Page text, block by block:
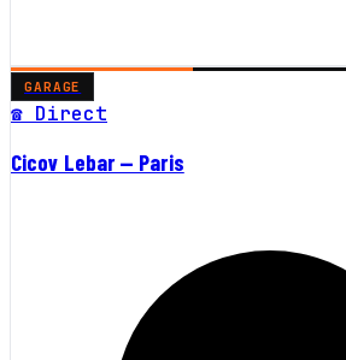
GARAGE
☎ Direct
Cicov Lebar — Paris